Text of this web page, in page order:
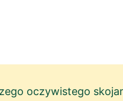
oczywistego